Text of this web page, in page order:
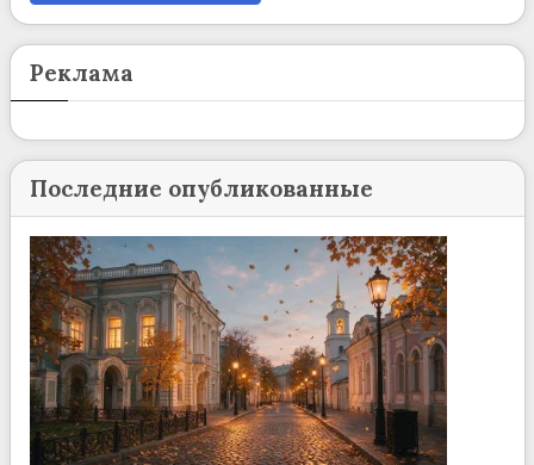
Реклама
Последние опубликованные